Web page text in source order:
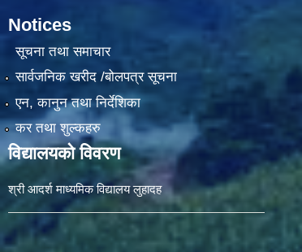
Notices
सूचना तथा समाचार
सार्वजनिक खरीद /बोलपत्र सूचना
एन, कानुन तथा निर्देशिका
कर तथा शुल्कहरु
विद्यालयको विवरण
श्री आदर्श माध्यमिक विद्यालय लुहादह